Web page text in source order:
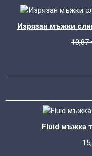
Изрязан мъжки
10,87
Fluid мъжка